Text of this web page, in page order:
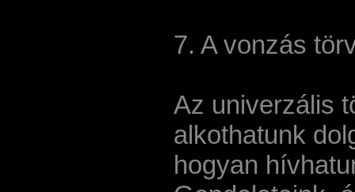
7. A vonzás
Az univerzális
alkothatunk
hogyan